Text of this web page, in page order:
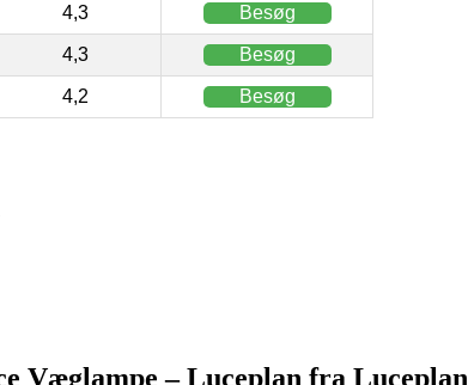
4,3 Besøg
4,3 Besøg
4,2 Besøg
Væglampe – Luceplan fra Luceplan